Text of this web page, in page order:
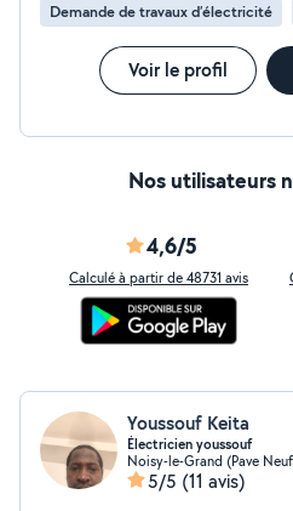
Demande de travaux d’électricité
Voir le profil
Nos utilisateurs
4,6/5
Calculé à partir de 48731 avis
Youssouf Keita
Électricien youssouf
Noisy-le-Grand (Pave
5/5 (11 avis)